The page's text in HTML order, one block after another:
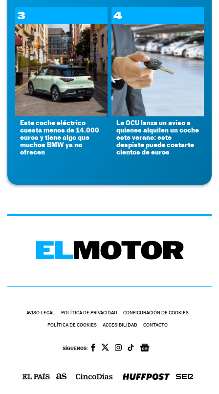
3
Este coche eléctrico
cuesta menos de 14.000
euros y tiene algo que
muchos BMW ya no
ofrecen
4
La OCU lanza un aviso a
quienes alquilen un coche
este verano: este
despiste puede costarte
cientos de euros
AVISO LEGAL POLÍTICA DE PRIVACIDAD CONFIGURACIÓN DE COOKIES
POLÍTICA DE COOKIES ACCESIBILIDAD CONTACTO
SÍGUENOS: